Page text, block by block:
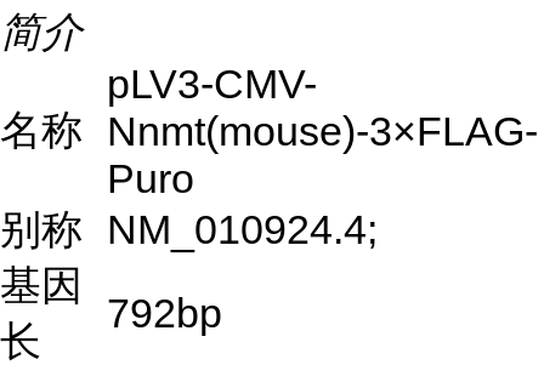
简介
名称
pLV3-CMV-
Nnmt(mouse)-3×FLAG-
Puro
别称
NM_010924.4;
基因
长
792bp